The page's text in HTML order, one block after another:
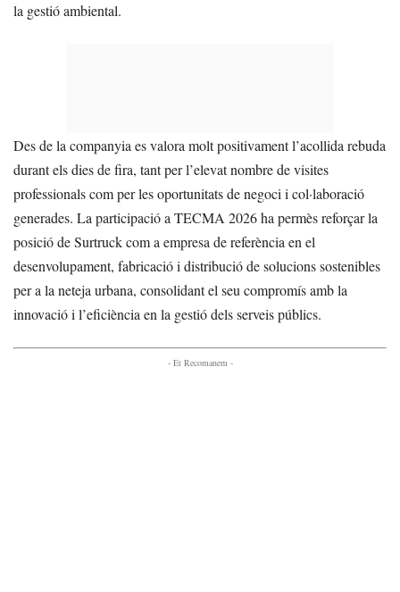
la gestió ambiental.
Des de la companyia es valora molt positivament l’acollida rebuda
durant els dies de fira, tant per l’elevat nombre de visites
professionals com per les oportunitats de negoci i col·laboració
generades. La participació a TECMA 2026 ha permès reforçar la
posició de Surtruck com a empresa de referència en el
desenvolupament, fabricació i distribució de solucions sostenibles
per a la neteja urbana, consolidant el seu compromís amb la
innovació i l’eficiència en la gestió dels serveis públics.
- Et Recomanem -